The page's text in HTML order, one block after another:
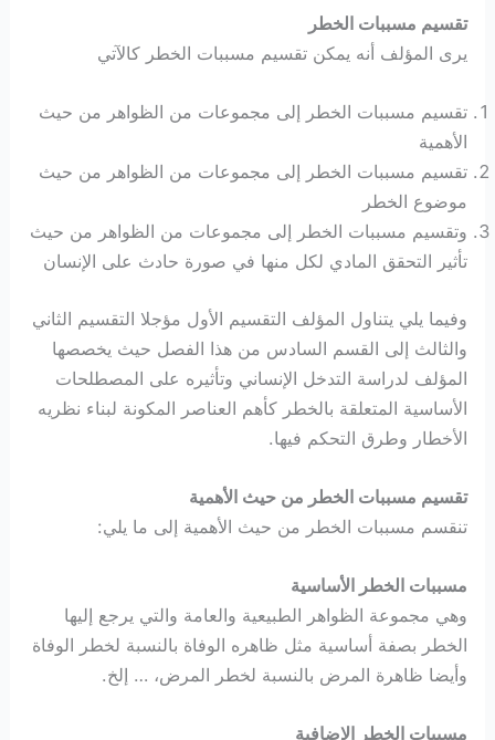
تقسيم مسببات الخطر
يرى المؤلف أنه يمكن تقسيم مسببات الخطر كالآتي
تقسيم مسببات الخطر إلى مجموعات من الظواهر من حيث
الأهمية
تقسيم مسببات الخطر إلى مجموعات من الظواهر من حيث
موضوع الخطر
وتقسيم مسببات الخطر إلى مجموعات من الظواهر من حيث
تأثير التحقق المادي لكل منها في صورة حادث على الإنسان
وفيما يلي يتناول المؤلف التقسيم الأول مؤجلا التقسيم الثاني
والثالث إلى القسم السادس من هذا الفصل حيث يخصصها
المؤلف لدراسة التدخل الإنساني وتأثيره على المصطلحات
الأساسية المتعلقة بالخطر كأهم العناصر المكونة لبناء نظريه
الأخطار وطرق التحكم فيها.
تقسيم مسببات الخطر من حيث الأهمية
تنقسم مسببات الخطر من حيث الأهمية إلى ما يلي:
مسببات الخطر الأساسية
وهي مجموعة الظواهر الطبيعية والعامة والتي يرجع إليها
الخطر بصفة أساسية مثل ظاهره الوفاة بالنسبة لخطر الوفاة
وأيضا ظاهرة المرض بالنسبة لخطر المرض، … إلخ.
مسببات الخطر الإضافية